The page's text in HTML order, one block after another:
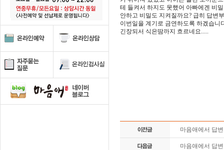
테 들켜서 하지도 못했어 아빠에겐 비
안하고 비밀도 지켜질까요? 급히 답변
이번일을 계기로 금연하도록 하겠습니
긴장되서 식은땀까지 흐르네요.....
마음애에서 답
마음애에서 답